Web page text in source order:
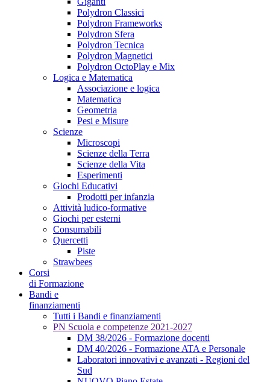
Polydron Classici
Polydron Frameworks
Polydron Sfera
Polydron Tecnica
Polydron Magnetici
Polydron OctoPlay e Mix
Logica e Matematica
Associazione e logica
Matematica
Geometria
Pesi e Misure
Scienze
Microscopi
Scienze della Terra
Scienze della Vita
Esperimenti
Giochi Educativi
Prodotti per infanzia
Attività ludico-formative
Giochi per esterni
Consumabili
Quercetti
Piste
Strawbees
Corsi
di Formazione
Bandi e
finanziamenti
Tutti i Bandi e finanziamenti
PN Scuola e competenze 2021-2027
DM 38/2026 - Formazione docenti
DM 40/2026 - Formazione ATA e Personale
Laboratori innovativi e avanzati - Regioni del
Sud